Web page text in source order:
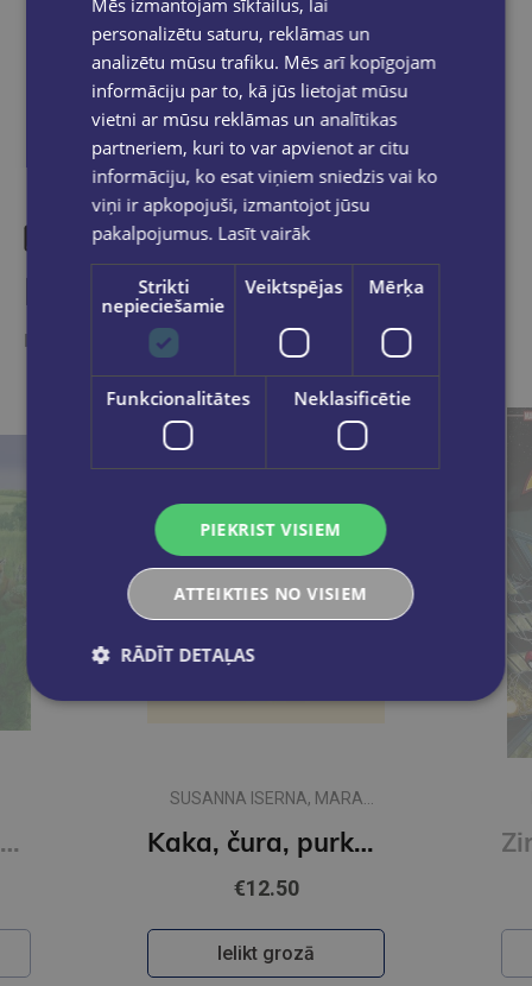
Dalies sociālajos tīklos:
Līdzīgas preces
Ieskaties, varbūt noder
Pļavā. Grāmata ar lukturīti
SUSANNA ISERNA, MARA
Kaka, čura, purkšķis
€12.50
Ielikt grozā
personalizētu saturu, reklāmas un
analizētu mūsu trafiku. Mēs arī kopīgojam
informāciju par to, kā jūs lietojat mūsu
vietni ar mūsu reklāmas un analītikas
partneriem, kuri to var apvienot ar citu
informāciju, ko esat viņiem sniedzis vai ko
viņi ir apkopojuši, izmantojot jūsu
pakalpojumus. Lasīt vairāk
Strikti
nepieciešamie
Veiktspējas Mērķa
Funkcionalitātes Neklasificētie
PIEKRIST VISIEM
ATTEIKTIES NO VISIEM
RĀDĪT DETAĻAS